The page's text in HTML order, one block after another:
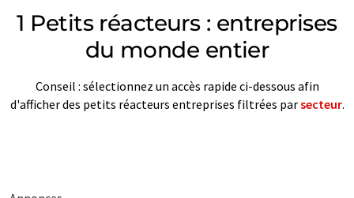
1 Petits réacteurs : entreprises
du monde entier
Conseil : sélectionnez un accès rapide ci-dessous afin
d'afficher des petits réacteurs entreprises filtrées parsecteur.